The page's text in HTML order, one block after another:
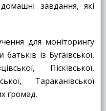
завдання, які
для моніторингу
батьків із Бугаївської,
Пісківської,
Тараканівської
громад.